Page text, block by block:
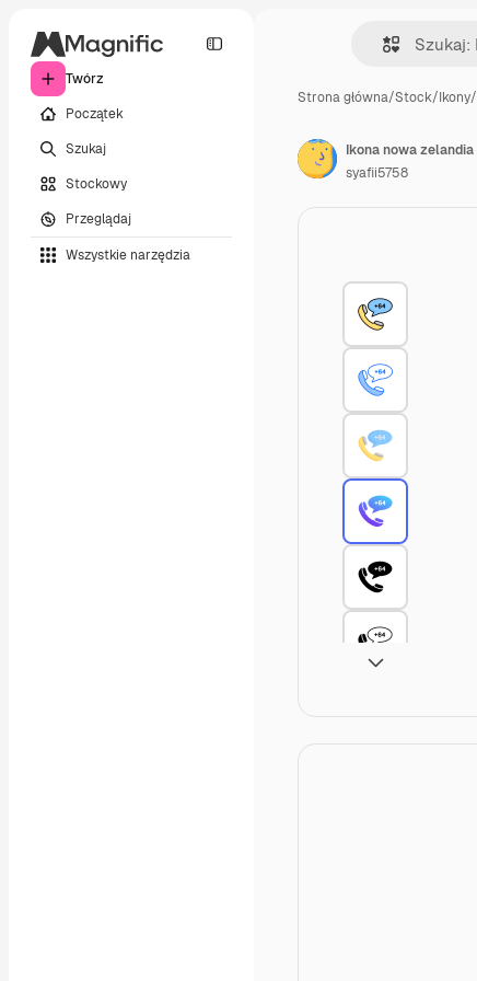
Twórz
Początek
Szukaj
Stockowy
Przeglądaj
Wszystkie narzędzia
Strona główna/Stock/Ikony/
Ikona nowa zelandia
syafii5758